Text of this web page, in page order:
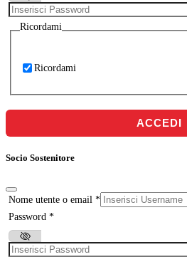
Ricordami
Ricordami
ACCEDI
Socio Sostenitore
Nome utente o email *
Password *